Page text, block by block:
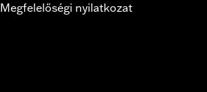
Megfelelőségi nyilatkozat